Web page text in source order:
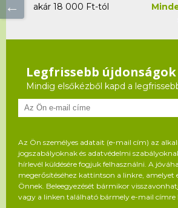
akár 18 000 Ft-tól
Legfrissebb
Mindig elsőkézből kapd a
Az Ön személyes adatait (e-mail cím) az
jogszabályoknak és adatvédelmi
hírlevél küldésére fogjuk felhasználni. A
megerősítéséhez kattintson a linkre,
Önnek. Beleegyezését bármikor
vagy a linken található bármely e-mail címre